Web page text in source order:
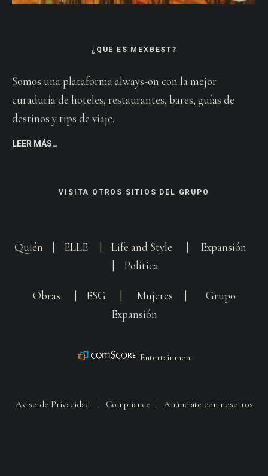
¿QUÉ ES MEXBEST?
Somos una plataforma always-on con la mejor
curaduría de hoteles, restaurantes, bares, guías de
destinos y tips de viaje.
LEER MÁS…
VISITA OTROS SITIOS DEL GRUPO
Quién ELLE Life and Style
Expansión
Política
Obras ESG Mujeres
Grupo
Expansión
Entertainment
Aviso de Privacidad| Compliance | Anúnciate con nosotros